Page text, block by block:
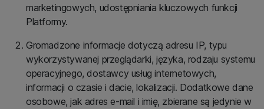
marketingowych, udostępniania kluczowych funkcji
Platformy.
Gromadzone informacje dotyczą adresu IP, typu
wykorzystywanej przeglądarki, języka, rodzaju systemu
operacyjnego, dostawcy usług internetowych,
informacji o czasie i dacie, lokalizacji. Dodatkowe dane
osobowe, jak adres e-mail i imię, zbierane są jedynie w